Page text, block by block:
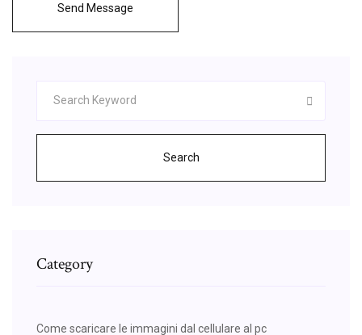
Send Message
Search
Category
Come scaricare le immagini dal cellulare al pc